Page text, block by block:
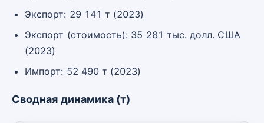
Экспорт: 29 141 т (2023)
Экспорт (стоимость): 35 281 тыс. долл. США
(2023)
Импорт: 52 490 т (2023)
Сводная динамика (т)